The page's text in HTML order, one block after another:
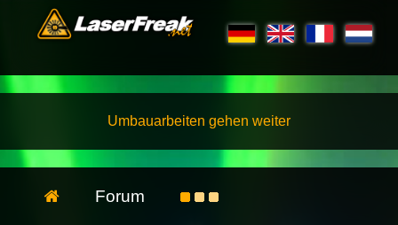
Umbauarbeiten gehen weiter
Forum